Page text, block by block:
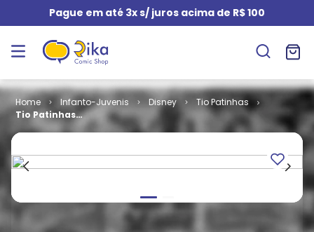
Pague em até 3x s/ juros acima de R$ 100
Infanto-Juvenis Disney
Tio Patinhas
Tio Patinhas
# 067